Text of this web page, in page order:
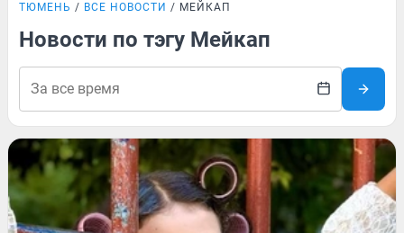
ТЮМЕНЬ ВСЕ НОВОСТИ МЕЙКАП
Новости по тэгу Мейкап